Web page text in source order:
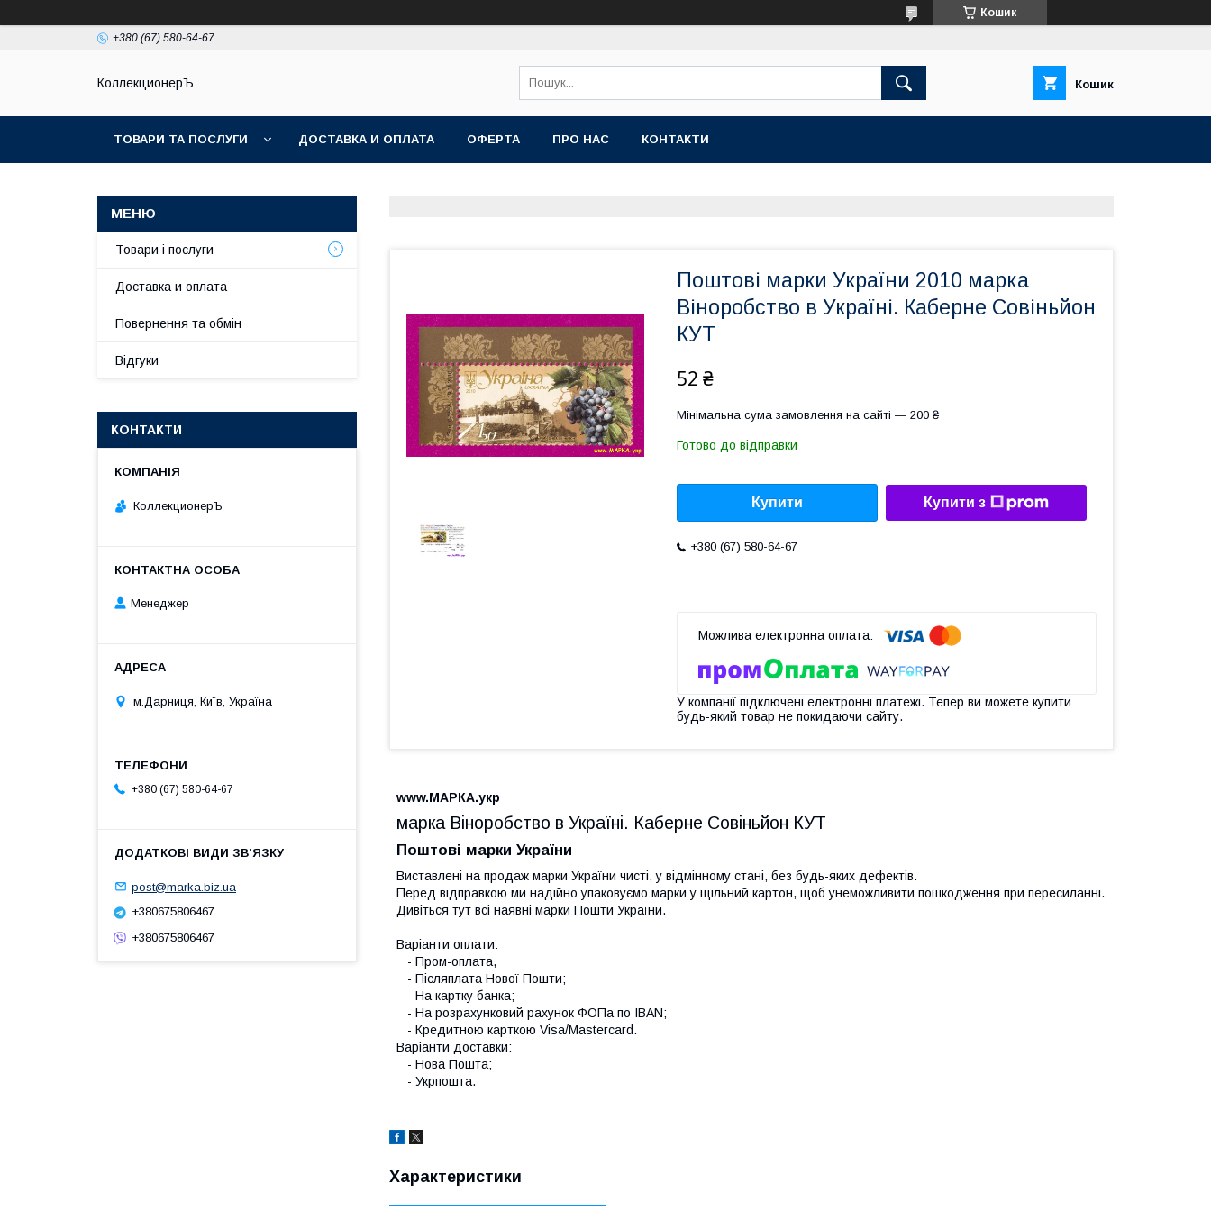
Кошик
+380 (67) 580-64-67
КоллекционерЪ Кошик
ТОВАРИ ТА ПОСЛУГИ ДОСТАВКА И ОПЛАТА ОФЕРТА ПРО НАС КОНТАКТИ
Поштові марки України 2010 марка
Віноробство в Україні. Каберне Совіньйон
КУТ
52 ₴
Мінімальна сума замовлення на сайті — 200 ₴
Готово до відправки
Купити Купити з
+380 (67) 580-64-67
У компанії підключені електронні платежі. Тепер ви можете купити
будь-який товар не покидаючи сайту.
www.МАРКА.укр
марка Віноробство в Україні. Каберне Совіньйон КУТ
Поштові марки України
Виставлені на продаж марки України чисті, у відмінному стані, без будь-яких дефектів.
Перед відправкою ми надійно упаковуємо марки у щільний картон, щоб унеможливити пошкодження при пересиланні.
Дивіться тут всі наявні марки Пошти України.
Варіанти оплати:
- Пром-оплата,
- Післяплата Нової Пошти;
- На картку банка;
- На розрахунковий рахунок ФОПа по IBAN;
- Кредитною карткою Visa/Mastercard.
Варіанти доставки:
- Нова Пошта;
- Укрпошта.
Характеристики
Товари і послуги
Доставка и оплата
Повернення та обмін
Відгуки
КОНТАКТИ
КоллекционерЪ
Менеджер
м.Дарниця, Київ, Україна
+380 (67) 580-64-67
post@marka.biz.ua
+380675806467
+380675806467